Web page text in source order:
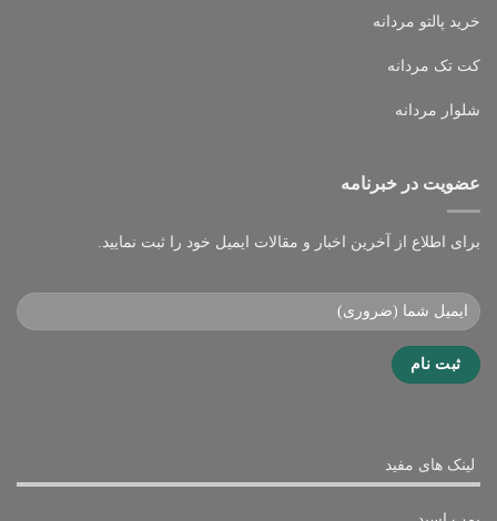
خرید پالتو مردانه
کت تک مردانه
شلوار مردانه
عضویت در خبرنامه
برای اطلاع از آخرین اخبار و مقالات ایمیل خود را ثبت نمایید.
لینک های مفید